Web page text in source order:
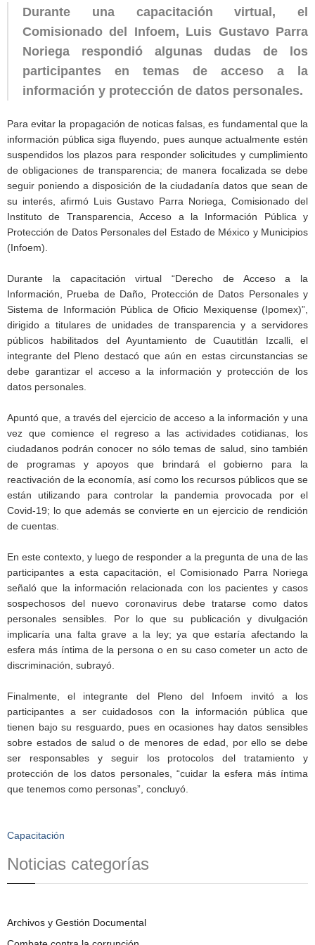
Durante una capacitación virtual, el
Comisionado del Infoem, Luis Gustavo Parra
Noriega respondió algunas dudas de los
participantes en temas de acceso a la
información y protección de datos personales.
Para evitar la propagación de noticas falsas, es fundamental que la
información pública siga fluyendo, pues aunque actualmente estén
suspendidos los plazos para responder solicitudes y cumplimiento
de obligaciones de transparencia; de manera focalizada se debe
seguir poniendo a disposición de la ciudadanía datos que sean de
su interés, afirmó Luis Gustavo Parra Noriega, Comisionado del
Instituto de Transparencia, Acceso a la Información Pública y
Protección de Datos Personales del Estado de México y Municipios
(Infoem).
Durante la capacitación virtual “Derecho de Acceso a la
Información, Prueba de Daño, Protección de Datos Personales y
Sistema de Información Pública de Oficio Mexiquense (Ipomex)”,
dirigido a titulares de unidades de transparencia y a servidores
públicos habilitados del Ayuntamiento de Cuautitlán Izcalli, el
integrante del Pleno destacó que aún en estas circunstancias se
debe garantizar el acceso a la información y protección de los
datos personales.
Apuntó que, a través del ejercicio de acceso a la información y una
vez que comience el regreso a las actividades cotidianas, los
ciudadanos podrán conocer no sólo temas de salud, sino también
de programas y apoyos que brindará el gobierno para la
reactivación de la economía, así como los recursos públicos que se
están utilizando para controlar la pandemia provocada por el
Covid-19; lo que además se convierte en un ejercicio de rendición
de cuentas.
En este contexto, y luego de responder a la pregunta de una de las
participantes a esta capacitación, el Comisionado Parra Noriega
señaló que la información relacionada con los pacientes y casos
sospechosos del nuevo coronavirus debe tratarse como datos
personales sensibles. Por lo que su publicación y divulgación
implicaría una falta grave a la ley; ya que estaría afectando la
esfera más íntima de la persona o en su caso cometer un acto de
discriminación, subrayó.
Finalmente, el integrante del Pleno del Infoem invitó a los
participantes a ser cuidadosos con la información pública que
tienen bajo su resguardo, pues en ocasiones hay datos sensibles
sobre estados de salud o de menores de edad, por ello se debe
ser responsables y seguir los protocolos del tratamiento y
protección de los datos personales, “cuidar la esfera más íntima
que tenemos como personas”, concluyó.
Capacitación
Noticias categorías
Archivos y Gestión Documental